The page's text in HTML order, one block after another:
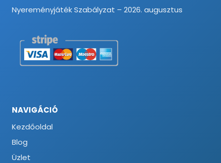
Nyereményjáték Szabályzat – 2026. augusztus
NAVIGÁCIÓ
Kezdőoldal
Blog
Üzlet